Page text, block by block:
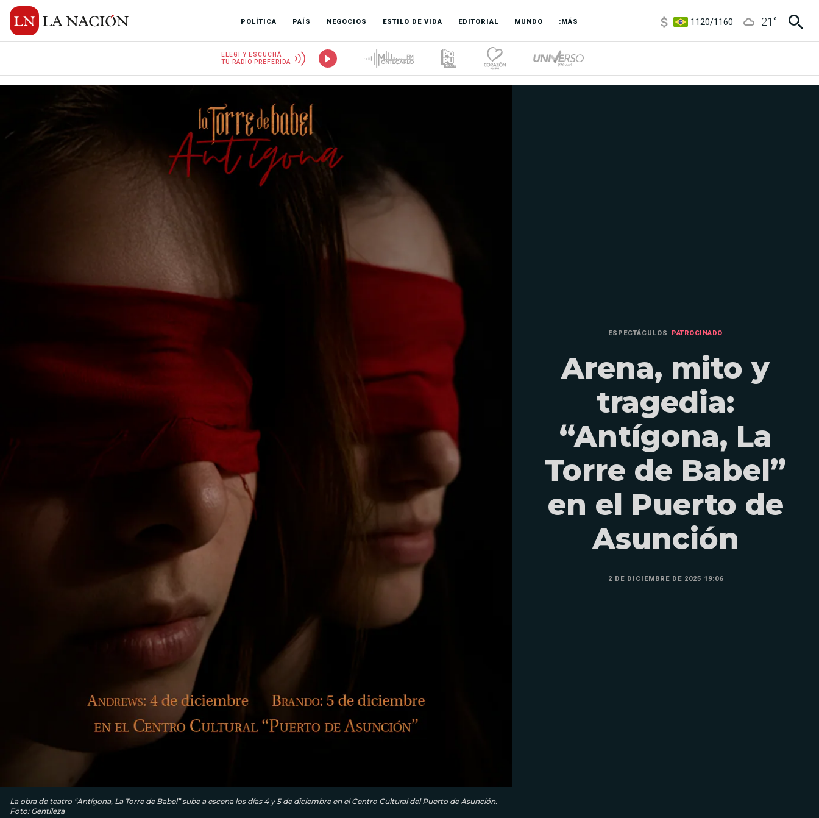
POLÍTICA PAÍS NEGOCIOS ESTILO DE VIDA EDITORIAL MUNDO :MÁS
3,6/3,9
21 °
ELEGÍ Y ESCUCHÁ
TU RADIO PREFERIDA
La obra de teatro “Antígona, La Torre de Babel” sube a escena los días 4 y 5 de diciembre en el Centro Cultural del Puerto de Asunción.
Foto: Gentileza
ESPECTÁCULOS PATROCINADO
Arena, mito y
tragedia:
“Antígona, La
Torre de Babel”
en el Puerto de
Asunción
2 DE DICIEMBRE DE 2025 19:06